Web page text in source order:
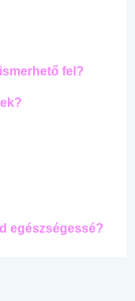
fel?
egészségessé?